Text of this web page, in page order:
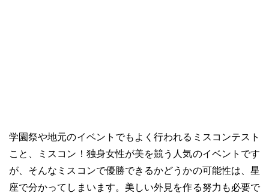
学園祭や地元のイベントでもよく行われるミスコンテスト
こと、ミスコン！独身女性が美を競う人気のイベントです
が、そんなミスコンで優勝できるかどうかの可能性は、星
座で分かってしまいます。美しい外見を作る努力も必要で